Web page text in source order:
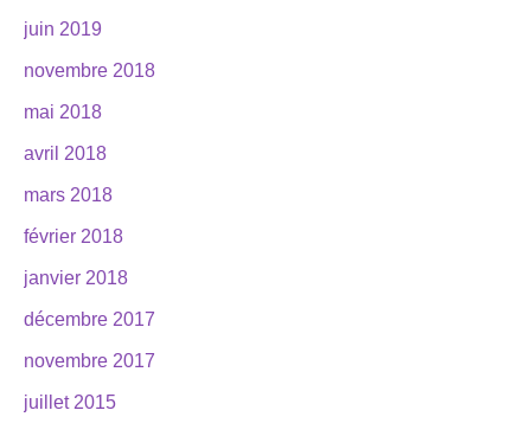
juin 2019
novembre 2018
mai 2018
avril 2018
mars 2018
février 2018
janvier 2018
décembre 2017
novembre 2017
juillet 2015